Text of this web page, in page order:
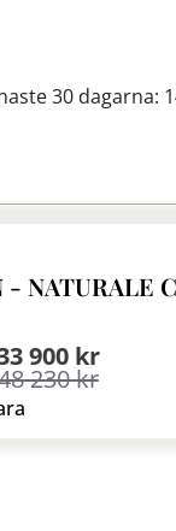
30 dagarna:
- NATURALE
900 kr
230 kr